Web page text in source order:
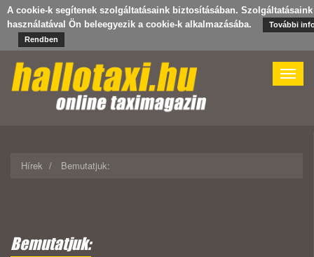
A cookie-k segítenek szolgáltatásaink biztosításában. Szolgáltatásaink
használatával Ön beleegyezik a cookie-k alkalmazásába.
További
Rendben
Toggle
Hírek Bemutatjuk:
Bemutatjuk: